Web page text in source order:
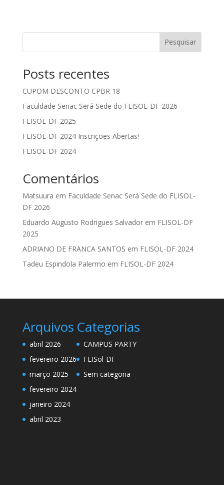
Pesquisar
Posts recentes
CUPOM DESCONTO CPBR 18
Faculdade Senac Será Sede do FLISOL-DF 2026
FLISOL-DF 2025
FLISOL-DF 2024 Inscrições Abertas!
FLISOL-DF 2024
Comentários
Matsuura em Faculdade Senac Será Sede do FLISOL-
DF 2026
Eduardo Augusto Rodrigues Salvadorem FLISOL-DF
2025
ADRIANO DE FRANCA SANTOS em FLISOL-DF 2024
Tadeu Espindola Palermo em FLISOL-DF 2024
Arquivos
abril 2026
fevereiro 2026
março 2025
fevereiro 2024
janeiro 2024
abril 2023
Categorias
CAMPUS PARTY
FLISol-DF
Sem categoria